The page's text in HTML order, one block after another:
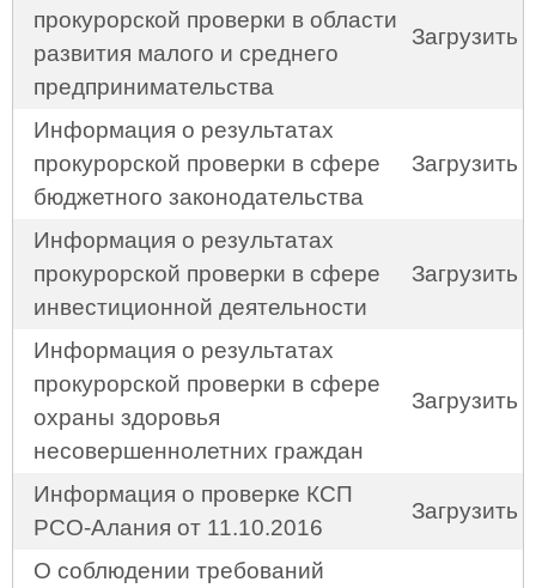
прокурорской проверки в области
развития малого и среднего
предпринимательства
Загрузить
Информация о результатах
прокурорской проверки в сфере
бюджетного законодательства
Загрузить
Информация о результатах
прокурорской проверки в сфере
инвестиционной деятельности
Загрузить
Информация о результатах
прокурорской проверки в сфере
охраны здоровья
несовершеннолетних граждан
Загрузить
Информация о проверке КСП
РСО-Алания от 11.10.2016
Загрузить
О соблюдении требований